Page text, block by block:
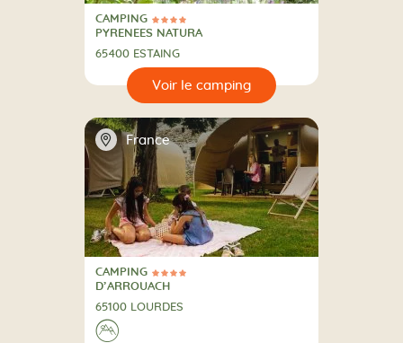
4 Étoiles
CAMPING
CAMPING
PYRENEES NATURA
65400 ESTAING
📍 France
4 Étoiles
CAMPING
CAMPING
D’ARROUACH
65100 LOURDES
A la montagne
⛰